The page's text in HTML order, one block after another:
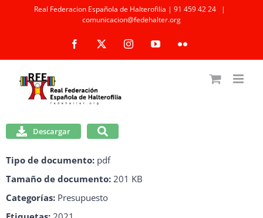
Real Federacion Española de Halterofilia | 91 459 42 24
|
comunicacion@fedehalter.org
Facebook InstagramYouTubeFlickr
Descargar
Tipo de documento: pdf
Tamaño de documento: 201 KB
Categorías: Presupuesto